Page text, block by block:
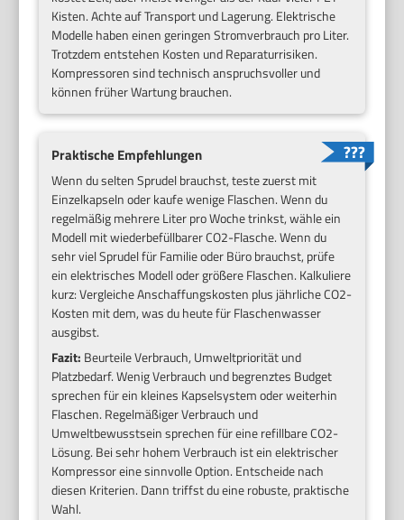
Kisten. Achte auf Transport und Lagerung. Elektrische
Modelle haben einen geringen Stromverbrauch pro Liter.
Trotzdem entstehen Kosten und Reparaturrisiken.
Kompressoren sind technisch anspruchsvoller und
können früher Wartung brauchen.
Praktische Empfehlungen
Wenn du selten Sprudel brauchst, teste zuerst mit
Einzelkapseln oder kaufe wenige Flaschen. Wenn du
regelmäßig mehrere Liter pro Woche trinkst, wähle ein
Modell mit wiederbefüllbarer CO2-Flasche. Wenn du
sehr viel Sprudel für Familie oder Büro brauchst, prüfe
ein elektrisches Modell oder größere Flaschen. Kalkuliere
kurz: Vergleiche Anschaffungskosten plus jährliche CO2-
Kosten mit dem, was du heute für Flaschenwasser
ausgibst.
Fazit: Beurteile Verbrauch, Umweltpriorität und
Platzbedarf. Wenig Verbrauch und begrenztes Budget
sprechen für ein kleines Kapselsystem oder weiterhin
Flaschen. Regelmäßiger Verbrauch und
Umweltbewusstsein sprechen für eine refillbare CO2-
Lösung. Bei sehr hohem Verbrauch ist ein elektrischer
Kompressor eine sinnvolle Option. Entscheide nach
diesen Kriterien. Dann triffst du eine robuste, praktische
Wahl.